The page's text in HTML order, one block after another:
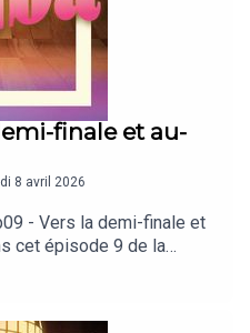
finale et au-
8 avril 2026
- Vers la demi-finale et
cet épisode 9 de la
dédié à Danse avec
nous sur